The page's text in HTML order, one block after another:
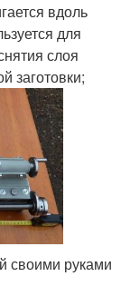
вдоль
для
слоя
заготовки;
своими руками